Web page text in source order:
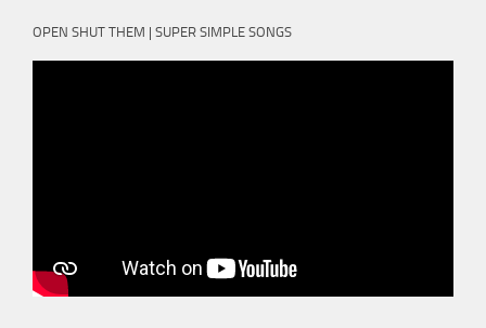
OPEN SHUT THEM | SUPER SIMPLE SONGS